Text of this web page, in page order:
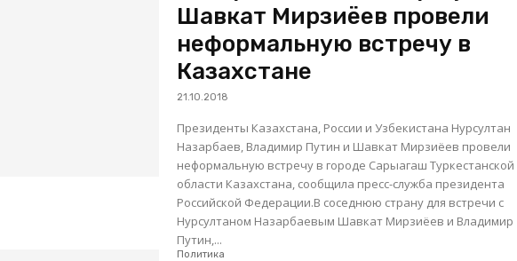
Шавкат Мирзиёев провели
неформальную встречу в
Казахстане
21.10.2018
Президенты Казахстана, России и Узбекистана Нурсултан
Назарбаев, Владимир Путин и Шавкат Мирзиёев провели
неформальную встречу в городе Сарыагаш Туркестанской
области Казахстана, сообщила пресс-служба президента
Российской Федерации.В соседнюю страну для встречи с
Нурсултаном Назарбаевым Шавкат Мирзиёев и Владимир
Путин,...
Политика